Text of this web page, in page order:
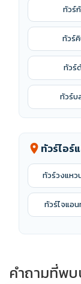
ทัวร์
ทัวร์
ทัวร์
ทัวร์บ
location_on ทัวร์ไอ
ทัวร์วงแหว
ทัวร์ไจแอ
คำถามที่พบ